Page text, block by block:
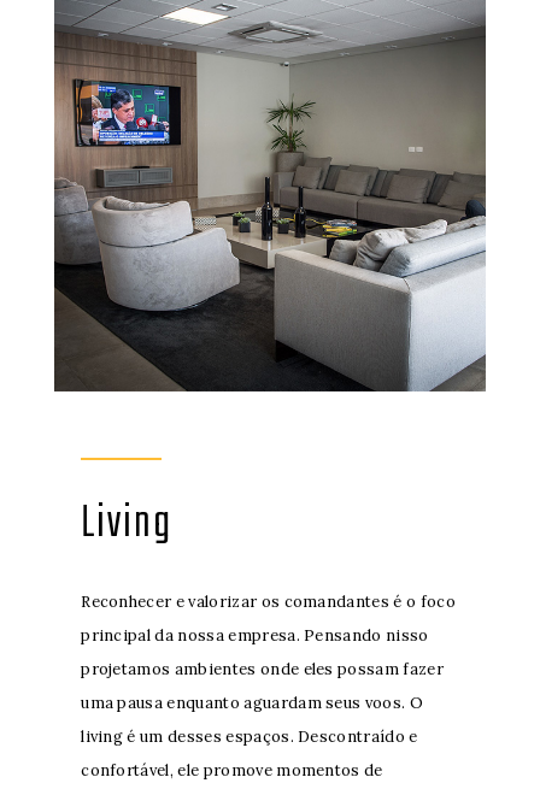
Living
Reconhecer e valorizar os comandantes é o foco
principal da nossa empresa. Pensando nisso
projetamos ambientes onde eles possam fazer
uma pausa enquanto aguardam seus voos. O
living é um desses espaços. Descontraído e
confortável, ele promove momentos de